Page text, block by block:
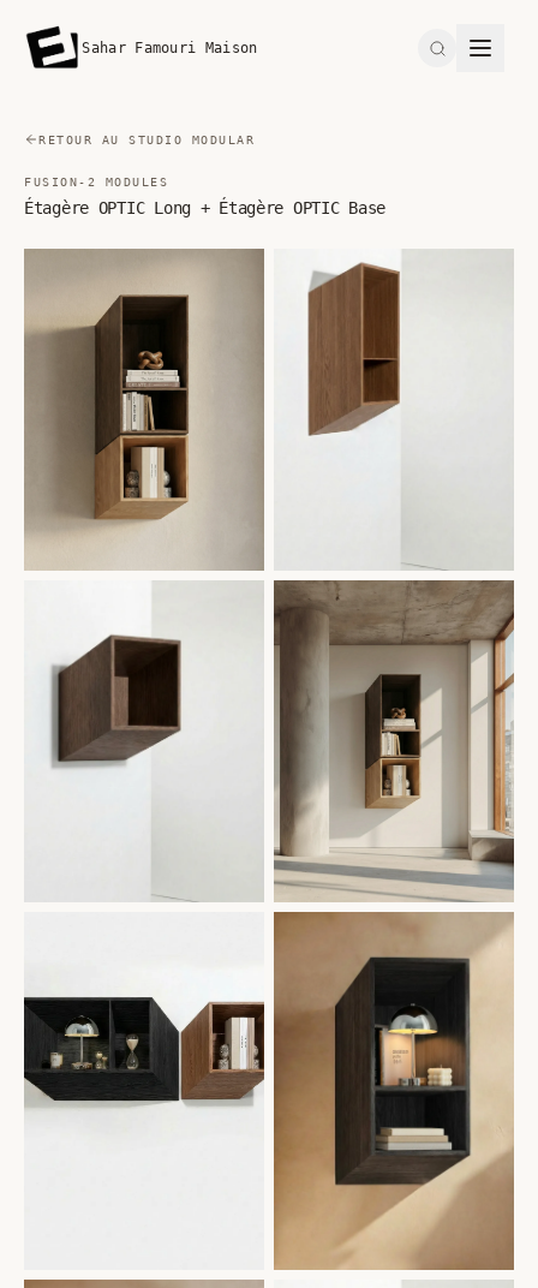
Sahar Famouri Maison
Search
RETOUR AU STUDIO MODULAR
FUSION-2 MODULES
Étagère OPTIC Long + Étagère OPTIC Base